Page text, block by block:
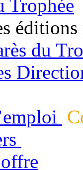
Trophée
éditions
du